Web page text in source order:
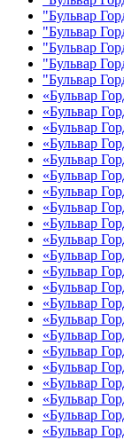
"Бульвар
"Бульвар
"Бульвар
"Бульвар
"Бульвар
«Бульвар
«Бульвар
«Бульвар
«Бульвар
«Бульвар
«Бульвар
«Бульвар
«Бульвар
«Бульвар
«Бульвар
«Бульвар
«Бульвар
«Бульвар
«Бульвар
«Бульвар
«Бульвар
«Бульвар
«Бульвар
«Бульвар
«Бульвар
«Бульвар
«Бульвар